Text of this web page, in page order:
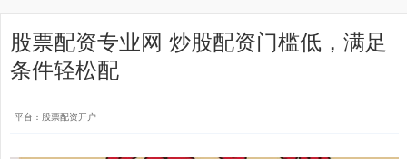
股票配资专业网 炒股配资门槛低，满足
条件轻松配
平台：股票配资开户